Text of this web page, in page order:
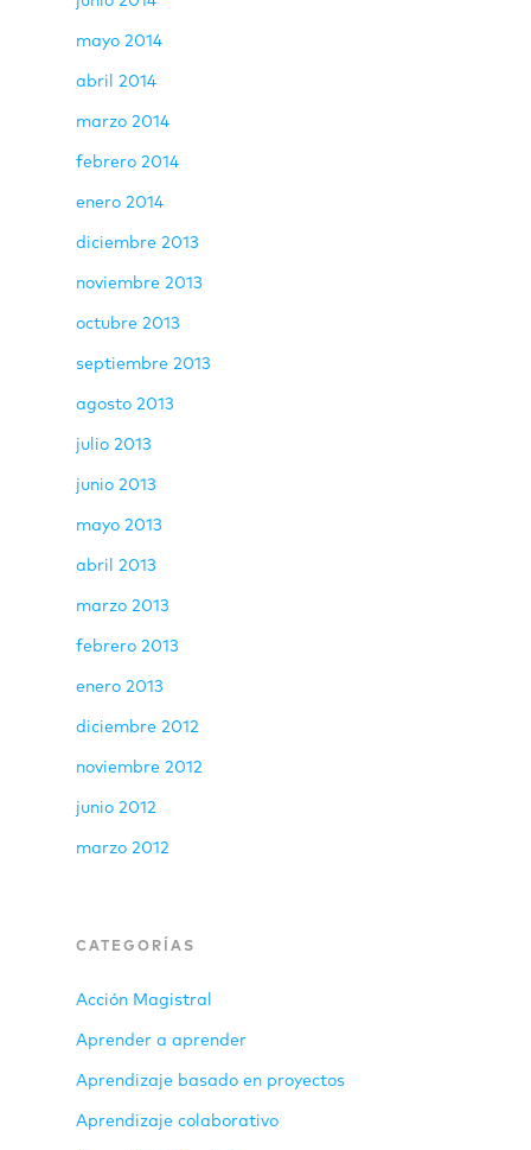
mayo 2014
abril 2014
marzo 2014
febrero 2014
enero 2014
diciembre 2013
noviembre 2013
octubre 2013
septiembre 2013
agosto 2013
julio 2013
junio 2013
mayo 2013
abril 2013
marzo 2013
febrero 2013
enero 2013
diciembre 2012
noviembre 2012
junio 2012
marzo 2012
CATEGORÍAS
Acción Magistral
Aprender a aprender
Aprendizaje basado en proyectos
Aprendizaje colaborativo